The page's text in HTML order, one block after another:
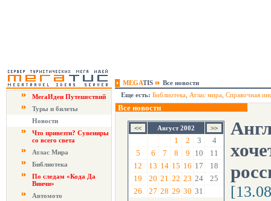
MEGATIS
Все новости
МегаИдеи Путешествий
Туры и билеты
Новости
Что привезти? Сувениры
со всего света
Атлас Мира
Библиотека
По следам «Кода Да
Винчи»
Автомото
Еще есть: Библиотека Атлас мира Справочная
Все новости
Август 2002
1 2 3
4
5
6 7 8 9 10
11
12
13 14 15 16 17
18
19
20 21 22 23 24
25
26
27 28 29 30 31